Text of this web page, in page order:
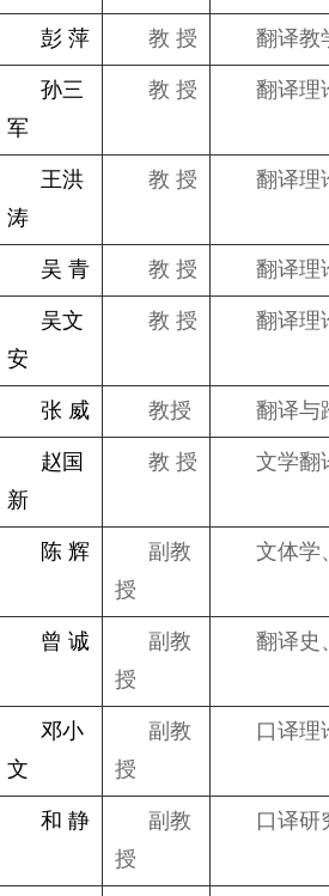
彭 萍 教 授 翻译教
孙三
军
教 授 翻译理
王洪
涛
教 授 翻译理
吴 青 教 授 翻译理
吴文
安
教 授 翻译理
张 威 教授 翻译与
赵国
新
教 授 文学翻
陈 辉
副教
授
文体学
曾 诚
副教
授
翻译史
邓小
文
副教
授
口译理
和 静
副教
授
口译研